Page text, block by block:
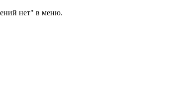
нет" в меню.